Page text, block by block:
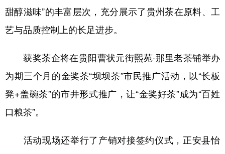
Deutsch Português
甜醇滋味”的丰富层次，充分展示了贵州茶在原料、工
艺与品质控制上的长足进步。
获奖茶企将在贵阳曹状元街熙苑·那里老茶铺举办
为期三个月的金奖茶“坝坝茶”市民推广活动，以“长板
凳+盖碗茶”的市井形式推广，让“金奖好茶”成为“百姓
口粮茶”。
活动现场还举行了产销对接签约仪式，正安县怡